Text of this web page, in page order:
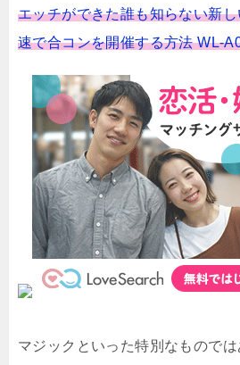
エッチができた誰も知らない新
速で合コンを開催する方法 WL-
マジックといった特別なもので